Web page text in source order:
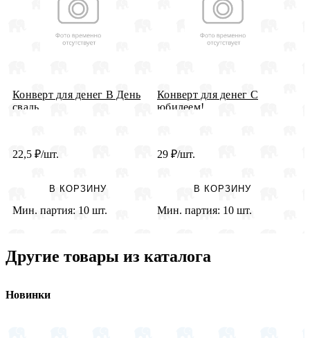
Конверт для денег В День
свадь...
22,5 ₽/шт.
В КОРЗИНУ
Мин. партия: 10 шт.
Конверт для денег С
юбилеем!
29 ₽/шт.
В КОРЗИНУ
Мин. партия: 10 шт.
Другие товары из каталога
Новинки